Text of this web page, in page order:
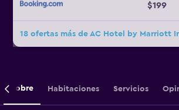
$199
18 ofertas más de AC Hotel by Marriott
Sobre Habitaciones Servicios